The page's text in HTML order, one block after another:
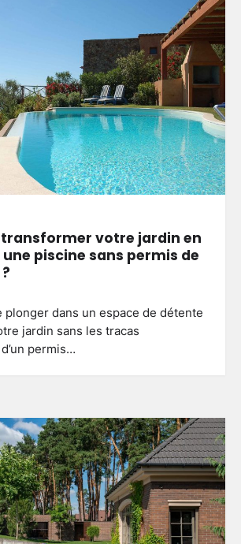
votre jardin en
piscine sans permis de
plonger dans un espace de détente
jardin sans les tracas
permis…
Clôture jardin moderne : comment
choisir le style adapté à votre
extérieur
Brenda 27 mai 2026